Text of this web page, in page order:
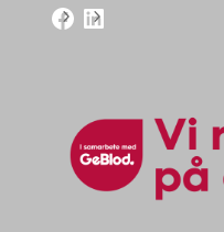
FacebookLinkedIn